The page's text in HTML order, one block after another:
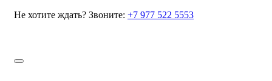
Не хотите ждать? Звоните: +7 977 522 5553